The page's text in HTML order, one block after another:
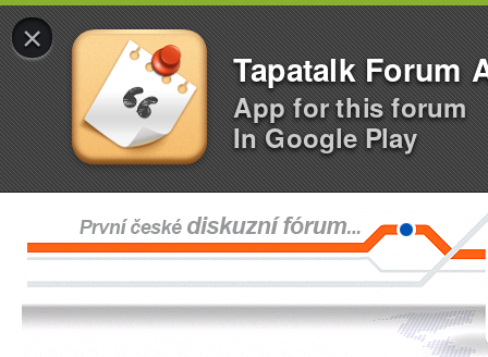
×
Tapatalk Forum
App for this forum
In Google Play